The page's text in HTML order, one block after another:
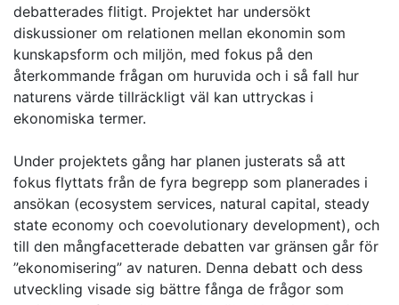
debatterades flitigt. Projektet har undersökt
diskussioner om relationen mellan ekonomin som
kunskapsform och miljön, med fokus på den
återkommande frågan om huruvida och i så fall hur
naturens värde tillräckligt väl kan uttryckas i
ekonomiska termer.
Under projektets gång har planen justerats så att
fokus flyttats från de fyra begrepp som planerades i
ansökan (ecosystem services, natural capital, steady
state economy och coevolutionary development), och
till den mångfacetterade debatten var gränsen går för
”ekonomisering” av naturen. Denna debatt och dess
utveckling visade sig bättre fånga de frågor som